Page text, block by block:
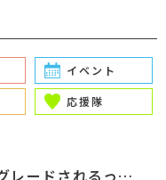
イベント
応援隊
【基準がアップグレードされるってことは、不適格になる住まい…